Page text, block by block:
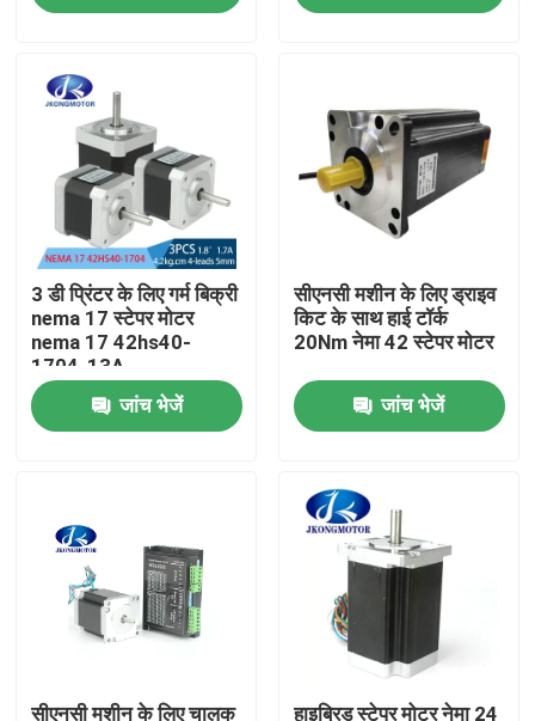
उत्पाद
हमारे बारे में
कारखाना भ्रमण
गुणवत्ता नियंत्रण
संपर्क करें
एकीकृत स्टेपर सर्वो मोटर
एकीकृत डीसी सर्वो मोटर
ब्रशलेस डीसी मोटर
3 डी प्रिंटर के लिए गर्म बिक्री
nema 17 स्टेपर मोटर
nema 17 42hs40-
1704-13A
जांच भेजें
सीएनसी मशीन के लिए ड्राइव
किट के साथ हाई टॉर्क
20Nm नेमा 42 स्टेपर मोटर
जांच भेजें
सीएनसी मशीन के लिए चालक हाइब्रिड स्टेपर मोटर नेमा 24